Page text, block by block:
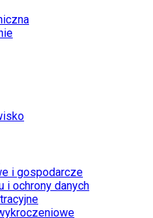
i gospodarcze
i ochrony danych